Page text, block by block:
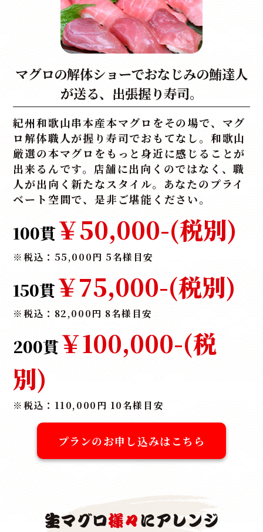
マグロの解体ショーでおなじみの鮪達人
が送る、出張握り寿司。
紀州和歌山串本産本マグロをその場で、マグ
ロ解体職人が握り寿司でおもてなし。和歌山
厳選の本マグロをもっと身近に感じることが
出来るんです。店舗に出向くのではなく、職
人が出向く新たなスタイル。あなたのプライ
ベート空間で、是非ご堪能ください。
100貫￥50,000-(税別)
※税込：55,000円 5名様目安
150貫￥75,000-(税別)
※税込：82,000円 8名様目安
200貫￥100,000-(税
別)
※税込：110,000円 10名様目安
プランのお申し込みはこちら
生マグロ様々 にアレンジ